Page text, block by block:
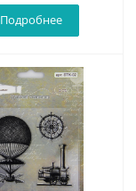
Подробнее